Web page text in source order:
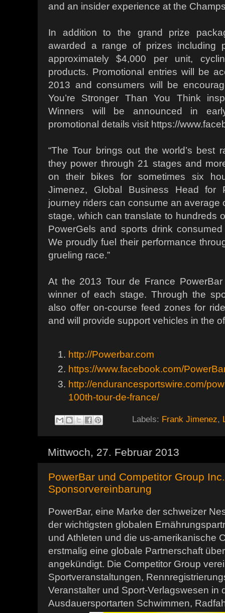
and an insider experience at the
In addition to the grand prize
awarded a range of prizes including
approximately $4,000 per unit,
products. Promotional entries will be
2013 and consumers will be
You’re Stronger Than You Think
Winners will be announced in
promotional details visit https://
“The Tour brings out the world’s best
they power through 21 stages and
on their bikes for sometimes six
Jimenez, Global Business Head for
journey riders can consume an average
stage, which can translate to hundreds
PowerGels and sports drink
We proudly fuel their performance
grueling race.”
At the 2013 Tour de France
winner of each stage. Through the
also offer on-course feed zones for
and will provide support vehicles in the
http://Powerbar.com
https://www.facebook.com/
http://endurancesportswire.com/
100th-tour-de-france/
Labels: Frank Jimenez,
Mittwoch, 27. Februar 2013
PowerBar und Competitor Group
Sponsorvereinbarung
PowerBar, eine Marke der schweizer
der wichtigsten globalen
und Athleten und die us-amerikanische
erstmalig eine globale Partnerschaft
angekündigt. Die Competitor Group
Sportveranstaltungen,
Veranstalter und Sport-Verlagswesen in
Ausdauersportarten Schwimmen,